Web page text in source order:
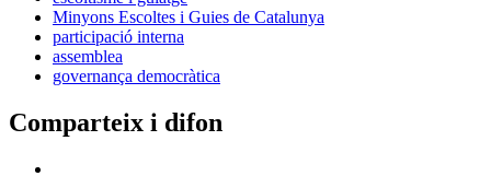
Minyons Escoltes i Guies de Catalunya
participació interna
assemblea
governança democràtica
Comparteix i difon